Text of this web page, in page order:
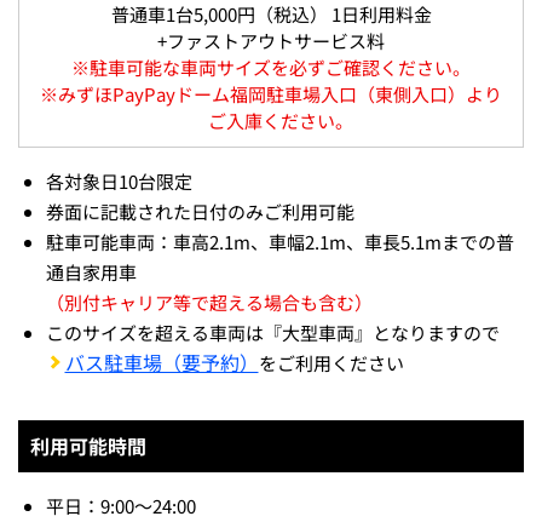
普通車1台5,000円（税込） 1日利用料金
+ファストアウトサービス料
※駐車可能な車両サイズを必ずご確認ください。
※みずほPayPayドーム福岡駐車場入口（東側入口）より
ご入庫ください。
各対象日10台限定
券面に記載された日付のみご利用可能
駐車可能車両：車高2.1m、車幅2.1m、車長5.1mまでの普
通自家用車
（別付キャリア等で超える場合も含む）
このサイズを超える車両は『大型車両』となりますので
バス駐車場（要予約） をご利用ください
利用可能時間
平日：9:00～24:00